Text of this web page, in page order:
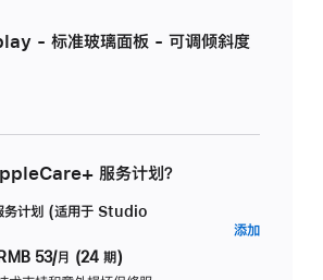
- 标准玻璃面板 - 可调倾斜度
服务计划？
计划 (适用于 Studio
RMB 53/月 (24 期)
添加